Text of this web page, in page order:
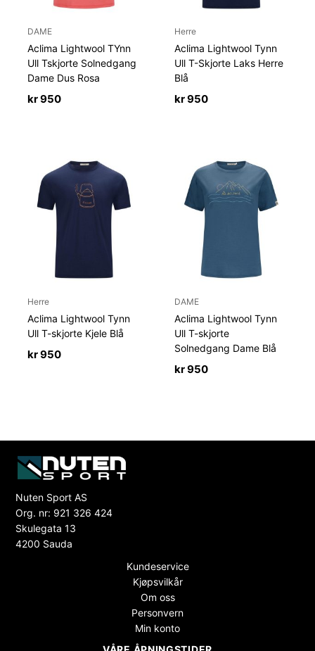
DAME
Aclima Lightwool TYnn
Ull Tskjorte Solnedgang
Dame Dus Rosa
kr950
Herre
Aclima Lightwool Tynn
Ull T-Skjorte Laks Herre
Blå
kr950
Herre
Aclima Lightwool Tynn
Ull T-skjorte Kjele Blå
kr950
DAME
Aclima Lightwool Tynn
Ull T-skjorte
Solnedgang Dame Blå
kr950
Nuten Sport AS
Org. nr: 921 326 424
Skulegata 13
4200 Sauda
Kundeservice
Kjøpsvilkår
Om oss
Personvern
Min konto